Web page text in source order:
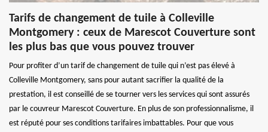
Tarifs de changement de tuile à Colleville
Montgomery : ceux de Marescot Couverture sont
les plus bas que vous pouvez trouver
Pour profiter d’un tarif de changement de tuile qui n’est pas élevé à
Colleville Montgomery, sans pour autant sacrifier la qualité de la
prestation, il est conseillé de se tourner vers les services qui sont assurés
par le couvreur Marescot Couverture. En plus de son professionnalisme, il
est réputé pour ses conditions tarifaires imbattables. Pour que vous